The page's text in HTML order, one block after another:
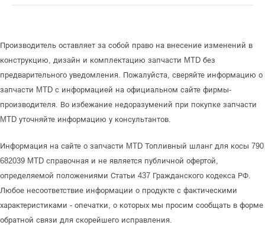
Производитель оставляет за собой право на внесение изменений в
конструкцию, дизайн и комплектацию запчасти MTD без
предварительного уведомления. Пожалуйста, сверяйте информацию о
запчасти MTD с информацией на официальном сайте фирмы-
производителя. Во избежание недоразумений при покупке запчасти
MTD уточняйте информацию у консультантов.
Информация на сайте о запчасти MTD Топливный шланг для косы 790
682039 MTD справочная и не является публичной офертой,
определяемой положениями Статьи 437 Гражданского кодекса РФ.
Любое несоответствие информации о продукте с фактическими
характеристиками - опечатки, о которых мы просим сообщать в форме
обратной связи для скорейшего исправления.